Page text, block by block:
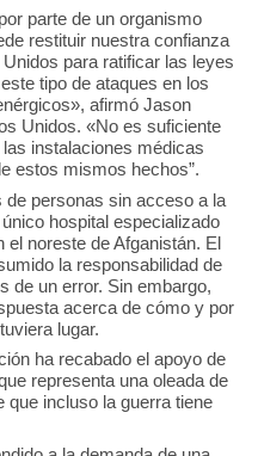
parte de un organismo
restituir nuestra confianza
para ratificar las leyes
tipo de ataques en los
afirmó Jason
Unidos. «No es suficiente
instalaciones médicas
estos mismos hechos”.
de personas sin acceso a la
hospital especializado
el noreste de Afganistán. El
la responsabilidad de
de un error. Sin embargo,
acerca de cómo y por
lugar.
ha recabado el apoyo de
representa una oleada de
que incluso la guerra tiene